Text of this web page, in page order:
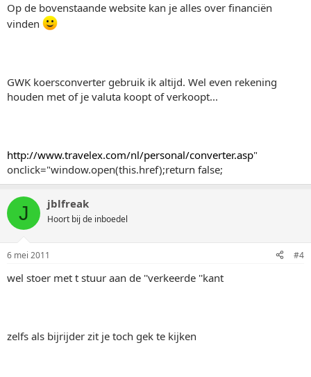
Op de bovenstaande website kan je alles over financiën
vinden
GWK koersconverter gebruik ik altijd. Wel even rekening
houden met of je valuta koopt of verkoopt...
http://www.travelex.com/nl/personal/converter.asp"
onclick="window.open(this.href);return false;
J jblfreak
Hoort bij de inboedel
6 mei 2011 #4
wel stoer met t stuur aan de ''verkeerde ''kant
zelfs als bijrijder zit je toch gek te kijken